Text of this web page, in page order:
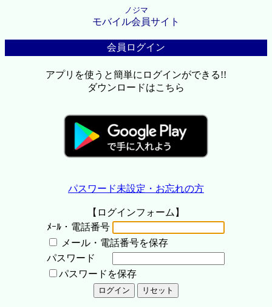
ノジマ
モバイル会員サイト
会員ログイン
アプリを使うと簡単にログインができる!!
ダウンロードはこちら
パスワード未設定・お忘れの方
【ログインフォーム】
ﾒｰﾙ・電話番号
メール・電話番号を保存
パスワード
パスワードを保存